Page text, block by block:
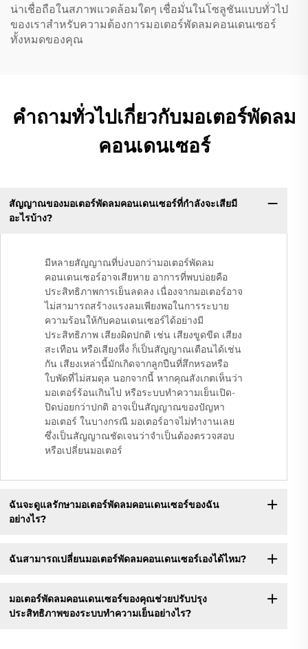
น่าเชื่อถือในสภาพแวดล้อมใดๆ เชื่อมั่นในโซลูชันแบบทั่วไป
ของเราสำหรับความต้องการมอเตอร์พัดลมคอนเดนเซอร์
ทั้งหมดของคุณ
คำถามทั่วไปเกี่ยวกับมอเตอร์พัดลม
คอนเดนเซอร์
สัญญาณของมอเตอร์พัดลมคอนเดนเซอร์ที่กำลังจะเสียมี
อะไรบ้าง?
มีหลายสัญญาณที่บ่งบอกว่ามอเตอร์พัดลม
คอนเดนเซอร์อาจเสียหาย อาการที่พบบ่อยคือ
ประสิทธิภาพการเย็นลดลง เนื่องจากมอเตอร์อาจ
ไม่สามารถสร้างแรงลมเพียงพอในการระบาย
ความร้อนให้กับคอนเดนเซอร์ได้อย่างมี
ประสิทธิภาพ เสียงผิดปกติ เช่น เสียงขูดขีด เสียง
สะเทือน หรือเสียงหึ่ง ก็เป็นสัญญาณเตือนได้เช่น
กัน เสียงเหล่านี้มักเกิดจากลูกปืนที่สึกหรอหรือ
ใบพัดที่ไม่สมดุล นอกจากนี้ หากคุณสังเกตเห็นว่า
มอเตอร์ร้อนเกินไป หรือระบบทำความเย็นเปิด-
ปิดบ่อยกว่าปกติ อาจเป็นสัญญาณของปัญหา
มอเตอร์ ในบางกรณี มอเตอร์อาจไม่ทำงานเลย
ซึ่งเป็นสัญญาณชัดเจนว่าจำเป็นต้องตรวจสอบ
หรือเปลี่ยนมอเตอร์
ฉันจะดูแลรักษามอเตอร์พัดลมคอนเดนเซอร์ของฉัน
อย่างไร?
ฉันสามารถเปลี่ยนมอเตอร์พัดลมคอนเดนเซอร์เองได้ไหม?
มอเตอร์พัดลมคอนเดนเซอร์ของคุณช่วยปรับปรุง
ประสิทธิภาพของระบบทำความเย็นอย่างไร?